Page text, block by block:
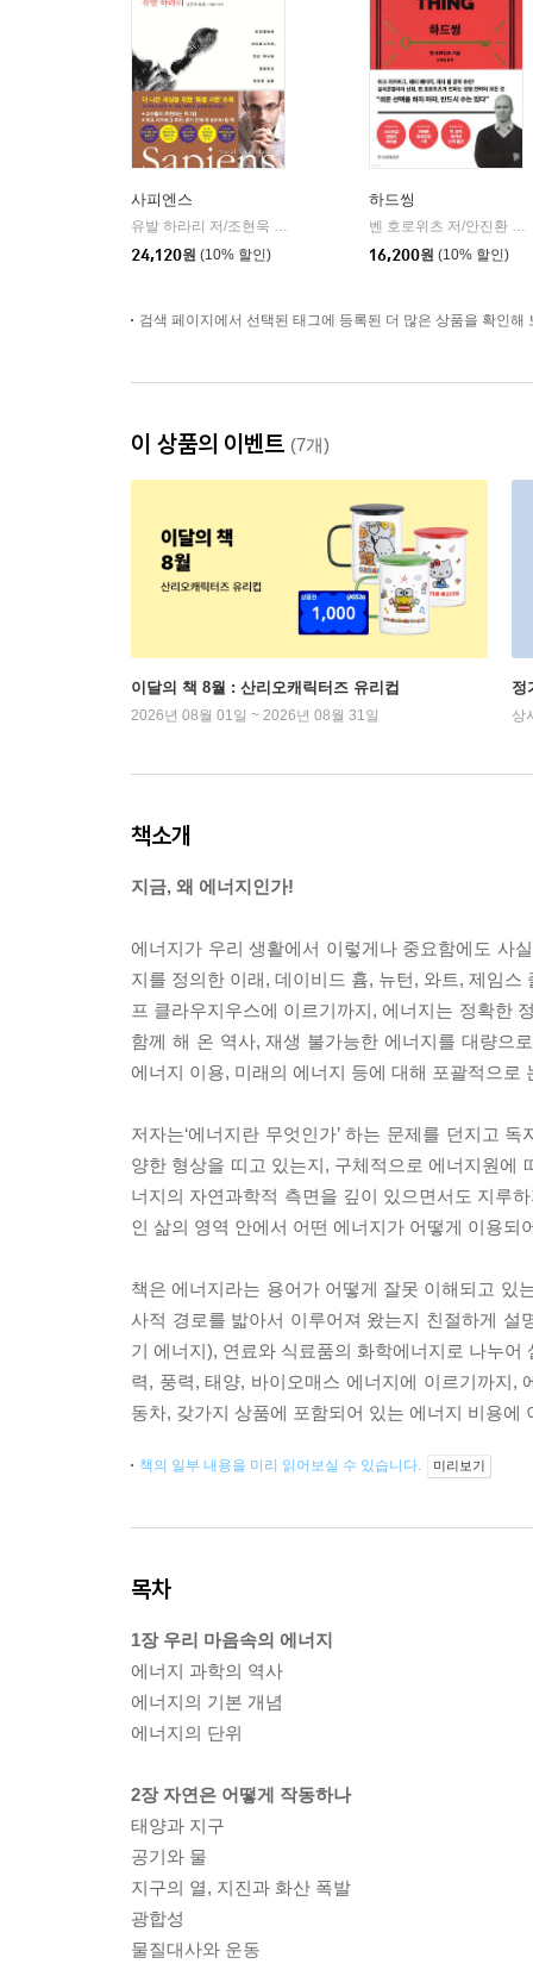
사피엔스
유발 하라리 저/조현욱 역/이태수 감수 | 김영사
24,120원 (10% 할인)
하드씽
벤 호로위츠 저/안진환 역
16,200원 (10% 할인)
검색 페이지에서 선택된 태그에 등록된 더 많은 상품을 확인해
이 상품의 이벤트 (7개)
이달의 책 8월 : 산리오캐릭터즈 유리컵
2026년 08월 01일 ~ 2026년 08월 31일
정
상
책소개
지금, 왜 에너지인가!
에너지가 우리 생활에서 이렇게나 중요함에도 사
지를 정의한 이래, 데이비드 흄, 뉴턴, 와트, 제임
프 클라우지우스에 이르기까지, 에너지는 정확한
함께 해 온 역사, 재생 불가능한 에너지를 대량으
에너지 이용, 미래의 에너지 등에 대해 포괄적으로
저자는‘에너지란 무엇인가’ 하는 문제를 던지고
양한 형상을 띠고 있는지, 구체적으로 에너지원에
너지의 자연과학적 측면을 깊이 있으면서도 지루
인 삶의 영역 안에서 어떤 에너지가 어떻게 이용되
책은 에너지라는 용어가 어떻게 잘못 이해되고 있
사적 경로를 밟아서 이루어져 왔는지 친절하게 설
기 에너지), 연료와 식료품의 화학에너지로 나누
력, 풍력, 태양, 바이오매스 에너지에 이르기까지,
동차, 갖가지 상품에 포함되어 있는 에너지 비용
책의 일부 내용을 미리 읽어보실 수 있습니다. 미리보기
목차
1장 우리 마음속의 에너지
에너지 과학의 역사
에너지의 기본 개념
에너지의 단위
2장 자연은 어떻게 작동하나
태양과 지구
공기와 물
지구의 열, 지진과 화산 폭발
광합성
물질대사와 운동